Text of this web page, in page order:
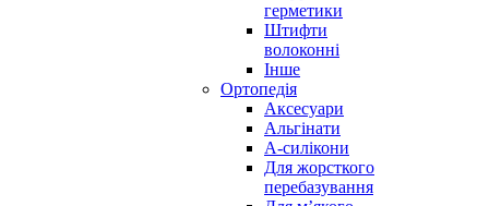
герметики
Штифти
волоконні
Інше
Ортопедія
Аксесуари
Альгінати
А-силікони
Для жорсткого
перебазування